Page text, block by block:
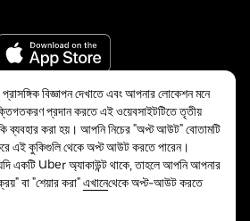
Inc.
বিজ্ঞাপন দেখাতে এবং আপনার লোকেশন মনে
প্রদান করতে এই ওয়েবসাইটটিতে তৃতীয়
ব্যবহার করা হয়। আপনি নিচের "অপ্ট আউট" বোতামটি
করে এই কুকিগুলি থেকে অপ্ট আউট করতে পারেন।
একটি Uber অ্যাকাউন্ট থাকে, তাহলে আপনি আপনার
বা "শেয়ার করা"এখানেথেকে অপ্ট-আউট করতে